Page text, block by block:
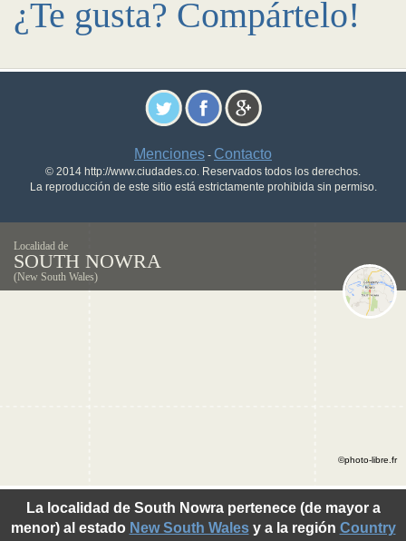
¿Te gusta? Compártelo!
Menciones - Contacto
© 2014 http://www.ciudades.co. Reservados todos los derechos.
La reproducción de este sitio está estrictamente prohibida sin permiso.
Localidad de
SOUTH NOWRA
(New South Wales)
La localidad de South Nowra pertenece (de mayor a
menor) al estado New South Walesy a la región Country
©photo-libre.fr